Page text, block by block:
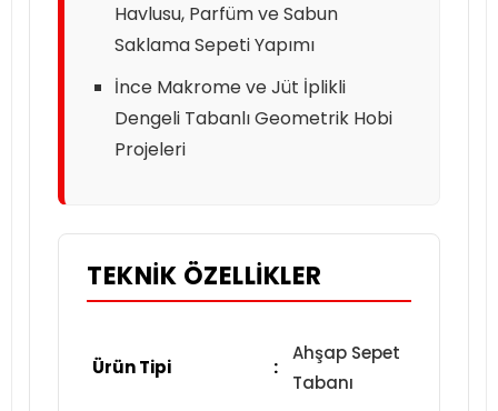
Havlusu, Parfüm ve Sabun
Saklama Sepeti Yapımı
İnce Makrome ve Jüt İplikli
Dengeli Tabanlı Geometrik Hobi
Projeleri
TEKNIK ÖZELLIKLER
Ürün Tipi :
Ahşap Sepet
Tabanı